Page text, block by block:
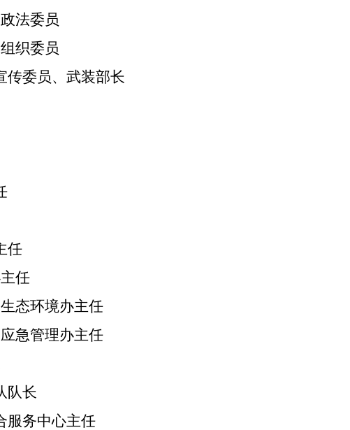
政法委员
组织委员
传委员、武装部长
任
任
态环境办主任
急管理办主任
队长
服务中心主任